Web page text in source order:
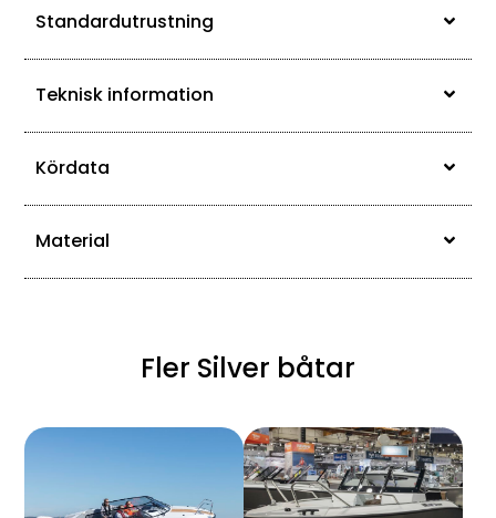
Standardutrustning
Teknisk information
Kördata
Material
Fler Silver båtar